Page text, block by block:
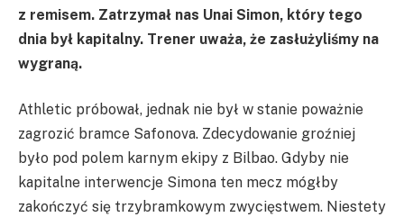
z remisem. Zatrzymał nas Unai Simon, który tego
dnia był kapitalny. Trener uważa, że zasłużyliśmy na
wygraną.
Athletic próbował, jednak nie był w stanie poważnie
zagrozić bramce Safonova. Zdecydowanie groźniej
było pod polem karnym ekipy z Bilbao. Gdyby nie
kapitalne interwencje Simona ten mecz mógłby
zakończyć się trzybramkowym zwycięstwem. Niestety